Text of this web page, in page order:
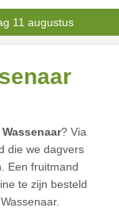
11 augustus
? Via
die we dagvers
Een fruitmand
te zijn besteld